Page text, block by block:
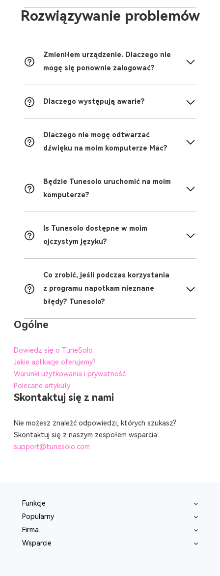
Rozwiązywanie problemów
Zmieniłem urządzenie. Dlaczego nie
mogę się ponownie zalogować?
Dlaczego występują awarie?
Dlaczego nie mogę odtwarzać
dźwięku na moim komputerze Mac?
Będzie Tunesolo uruchomić na moim
komputerze?
Is Tunesolo dostępne w moim
ojczystym języku?
Co zrobić, jeśli podczas korzystania
z programu napotkam nieznane
błędy? Tunesolo?
Ogólne
Dowiedz się o TuneSolo
Jakie aplikacje oferujemy?
Warunki użytkowania i prywatność
Polecane artykuły
Skontaktuj się z nami
Nie możesz znaleźć odpowiedzi, których szukasz?
Skontaktuj się z naszym zespołem wsparcia:
support@tunesolo.com
Funkcje
Popularny
Firma
Wsparcie